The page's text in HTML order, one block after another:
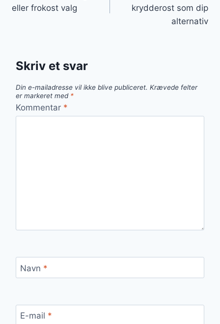
eller frokost valg
krydderost som dip
alternativ
Skriv et svar
Din e-mailadresse vil ikke blive publiceret. Krævede felter
er markeret med *
Kommentar *
Navn *
E-mail *